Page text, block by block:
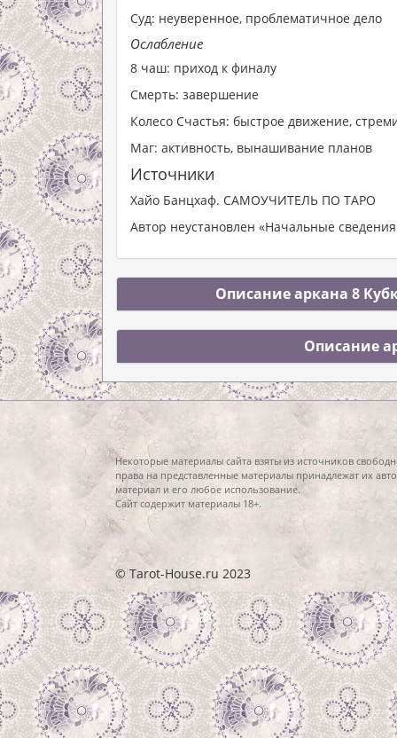
Суд: неуверенное, проблематичное дело
Ослабление
8 чаш: приход к финалу
Смерть: завершение
Колесо Счастья: быстрое движение,
Маг: активность, вынашивание планов
Источники
Хайо Банцхаф. САМОУЧИТЕЛЬ ПО ТАРО
Автор неустановлен «Начальные
Описание аркана 8
Описание
Некоторые материалы сайта взяты из источников
права на представленные материалы принадлежат их
материал и его любое использование.
Сайт содержит материалы 18+.
© Tarot-House.ru 2023